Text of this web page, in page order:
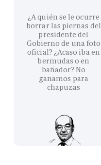
¿A quién se le ocurre
borrar las piernas del
presidente del
Gobierno de una foto
oficial? ¿Acaso iba en
bermudas o en
bañador? No
ganamos para
chapuzas